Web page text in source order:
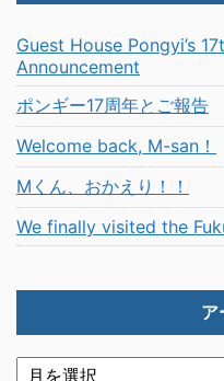
Guest House Pongyi’s
Announcement
ポンギー17周年とご報告
Welcome back, M-san！
Mくん、おかえり！！
We finally visited the
ア